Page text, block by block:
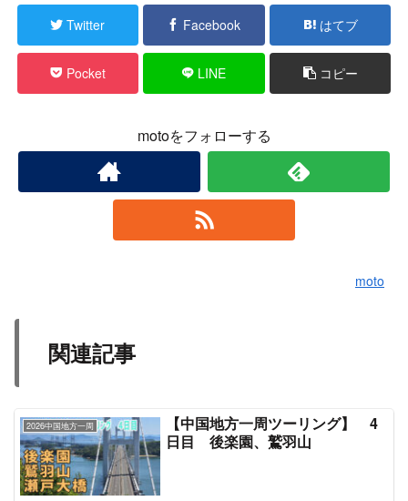
Twitter Facebook はてブ
Pocket LINE コピー
motoをフォローする
moto
関連記事
2026中国地方一周
【中国地方一周ツーリング】 4
日目 後楽園、鷲羽山